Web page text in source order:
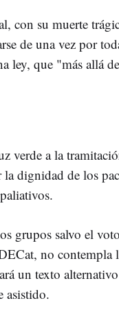
con su muerte
de una vez por
ley, que "más allá
verde a la
dignidad de los
grupos salvo el
no contempla
un texto
asistido.